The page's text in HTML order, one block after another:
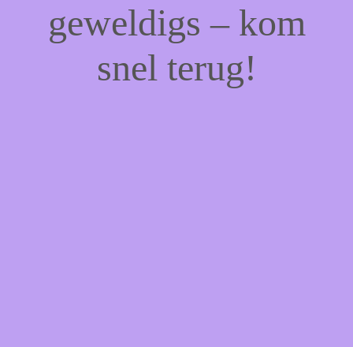
geweldigs – kom
snel terug!